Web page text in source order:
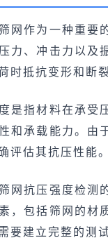
网作为一种重要
力、冲击力以及
时抵抗变形和断
是指材料在承受
和承载能力。由
评估其抗压性能。
网抗压强度检测
，包括筛网的材
要建立完整的测试